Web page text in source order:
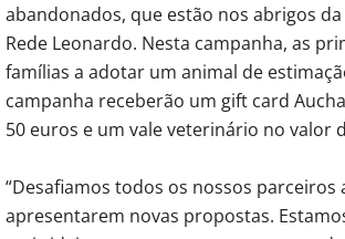
abandonados, que estão nos abrigos da
Rede Leonardo. Nesta campanha, as
famílias a adotar um animal de
campanha receberão um gift card
50 euros e um vale veterinário no valor
“Desafiamos todos os nossos parceiros
apresentarem novas propostas.